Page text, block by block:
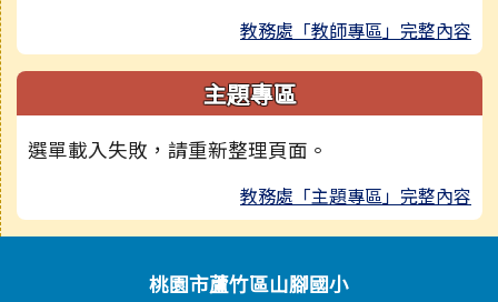
教務處「教師專區」完整內容
主題專區
選單載入失敗，請重新整理頁面。
教務處「主題專區」完整內容
頁尾區域內容桃園市蘆竹區山腳國小